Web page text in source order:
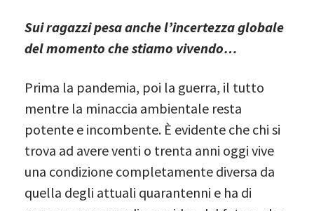
Sui ragazzi pesa anche l’incertezza globale
del momento che stiamo vivendo…
Prima la pandemia, poi la guerra, il tutto
mentre la minaccia ambientale resta
potente e incombente. È evidente che chi si
trova ad avere venti o trenta anni oggi vive
una condizione completamente diversa da
quella degli attuali quarantenni e ha di